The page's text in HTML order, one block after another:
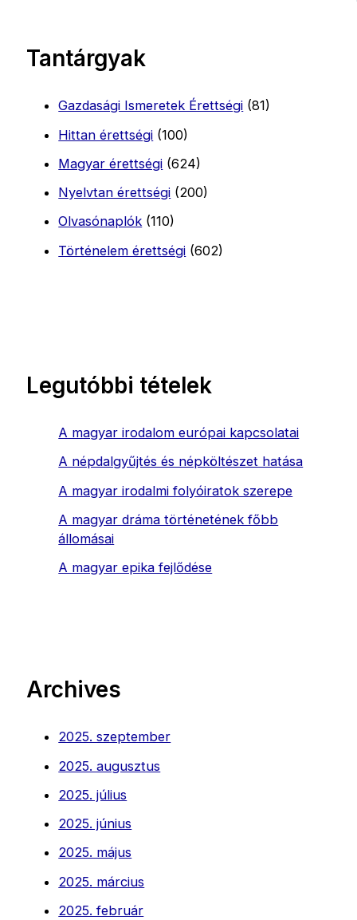
Tantárgyak
Gazdasági Ismeretek Érettségi (81)
Hittan érettségi (100)
Magyar érettségi (624)
Nyelvtan érettségi (200)
Olvasónaplók (110)
Történelem érettségi (602)
Legutóbbi tételek
A magyar irodalom európai kapcsolatai
A népdalgyűjtés és népköltészet hatása
A magyar irodalmi folyóiratok szerepe
A magyar dráma történetének főbb
állomásai
A magyar epika fejlődése
Archives
2025. szeptember
2025. augusztus
2025. július
2025. június
2025. május
2025. március
2025. február